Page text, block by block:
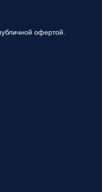
офертой.